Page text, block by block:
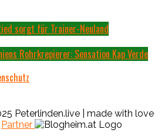
sorgt für Trainer-Neuland
Rohrkrepierer: Sensation Kap Verde
Peterlinden.live | made with love
Partner